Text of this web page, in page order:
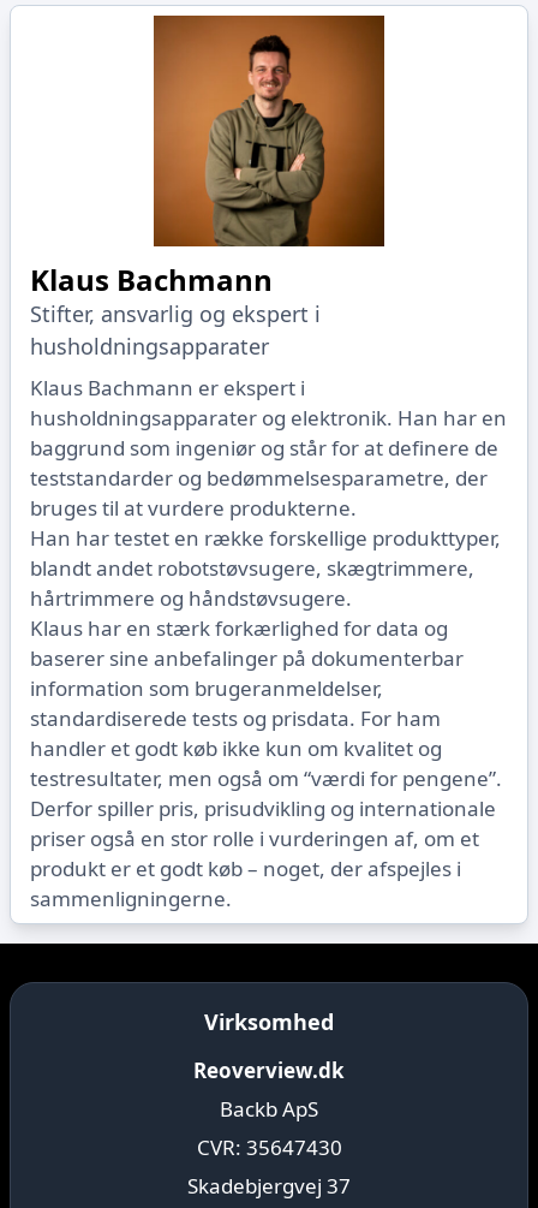
Klaus Bachmann
Stifter, ansvarlig og ekspert i
husholdningsapparater
Klaus Bachmann er ekspert i
husholdningsapparater og elektronik. Han har en
baggrund som ingeniør og står for at definere de
teststandarder og bedømmelsesparametre, der
bruges til at vurdere produkterne.
Han har testet en række forskellige produkttyper,
blandt andet robotstøvsugere, skægtrimmere,
hårtrimmere og håndstøvsugere.
Klaus har en stærk forkærlighed for data og
baserer sine anbefalinger på dokumenterbar
information som brugeranmeldelser,
standardiserede tests og prisdata. For ham
handler et godt køb ikke kun om kvalitet og
testresultater, men også om “værdi for pengene”.
Derfor spiller pris, prisudvikling og internationale
priser også en stor rolle i vurderingen af, om et
produkt er et godt køb – noget, der afspejles i
sammenligningerne.
Virksomhed
Reoverview.dk
Backb ApS
CVR: 35647430
Skadebjergvej 37